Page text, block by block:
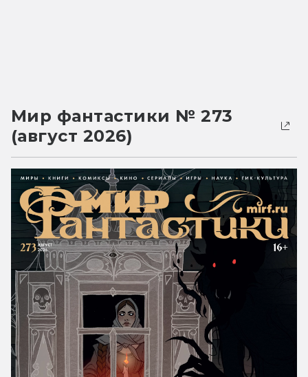
Мир фантастики № 273
(август 2026)